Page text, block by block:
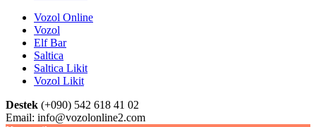
Vozol Online
Vozol
Elf Bar
Saltica
Saltica Likit
Vozol Likit
Destek (+090) 542 618 41 02
Email: info@vozolonline2.com